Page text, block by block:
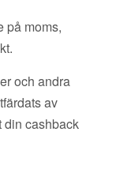
på moms,
och andra
av
din cashback